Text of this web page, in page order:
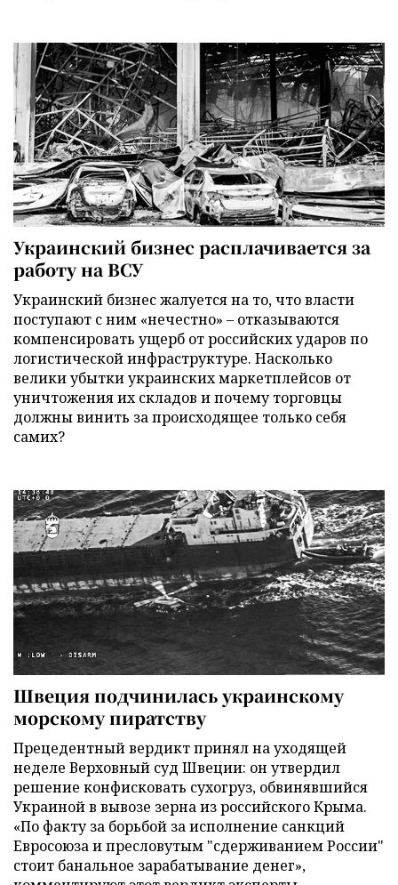
Украинский бизнес расплачивается за
работу на ВСУ
Украинский бизнес жалуется на то, что власти
поступают с ним «нечестно» – отказываются
компенсировать ущерб от российских ударов по
логистической инфраструктуре. Насколько
велики убытки украинских маркетплейсов от
уничтожения их складов и почему торговцы
должны винить за происходящее только себя
самих?
Швеция подчинилась украинскому
морскому пиратству
Прецедентный вердикт принял на уходящей
неделе Верховный суд Швеции: он утвердил
решение конфисковать сухогруз, обвинявшийся
Украиной в вывозе зерна из российского Крыма.
«По факту за борьбой за исполнение санкций
Евросоюза и пресловутым "сдерживанием России"
стоит банальное зарабатывание денег»,